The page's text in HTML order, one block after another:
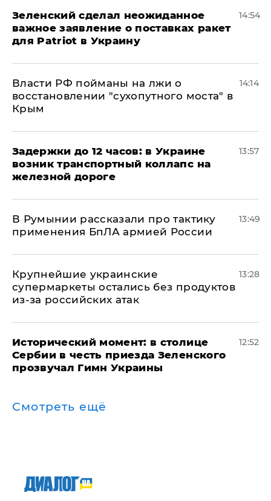
Зеленский сделал неожиданное
важное заявление о поставках ракет
для Patriot в Украину
14:54
Власти РФ пойманы на лжи о
восстановлении "сухопутного моста" в
Крым
14:14
Задержки до 12 часов: в Украине
возник транспортный коллапс на
железной дороге
13:57
В Румынии рассказали про тактику
применения БпЛА армией России
13:49
Крупнейшие украинские
супермаркеты остались без продуктов
из-за российских атак
13:28
Исторический момент: в столице
Сербии в честь приезда Зеленского
прозвучал Гимн Украины
12:52
Смотреть ещё